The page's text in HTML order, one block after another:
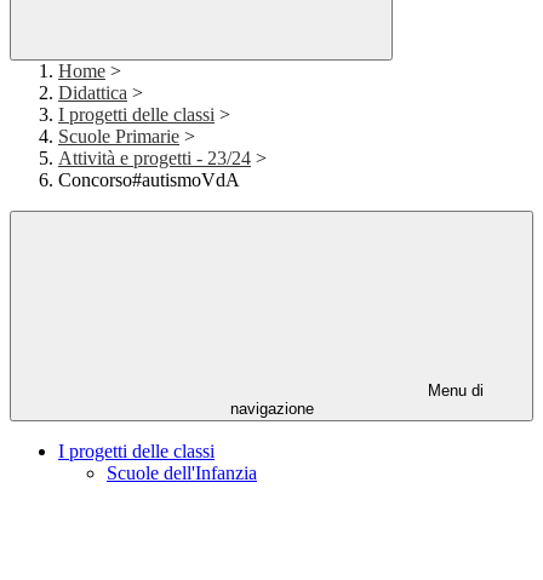
Home >
Didattica >
I progetti delle classi >
Scuole Primarie >
Attività e progetti - 23/24 >
Concorso#autismoVdA
Menu di
navigazione
I progetti delle classi
Scuole dell'Infanzia